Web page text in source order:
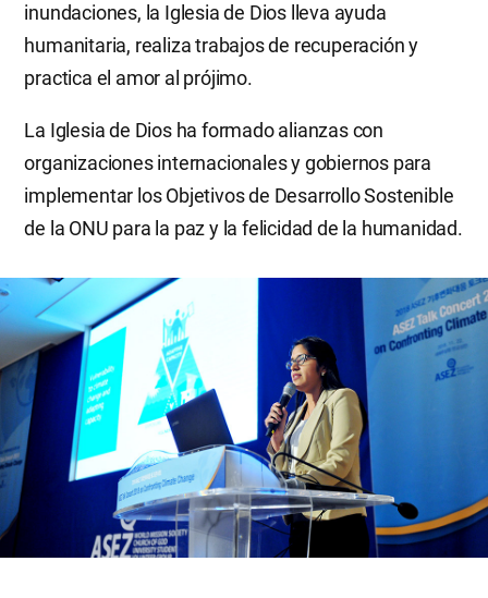
inundaciones, la Iglesia de Dios lleva ayuda
humanitaria, realiza trabajos de recuperación y
practica el amor al prójimo.
La Iglesia de Dios ha formado alianzas con
organizaciones internacionales y gobiernos para
implementar los Objetivos de Desarrollo Sostenible
de la ONU para la paz y la felicidad de la humanidad.